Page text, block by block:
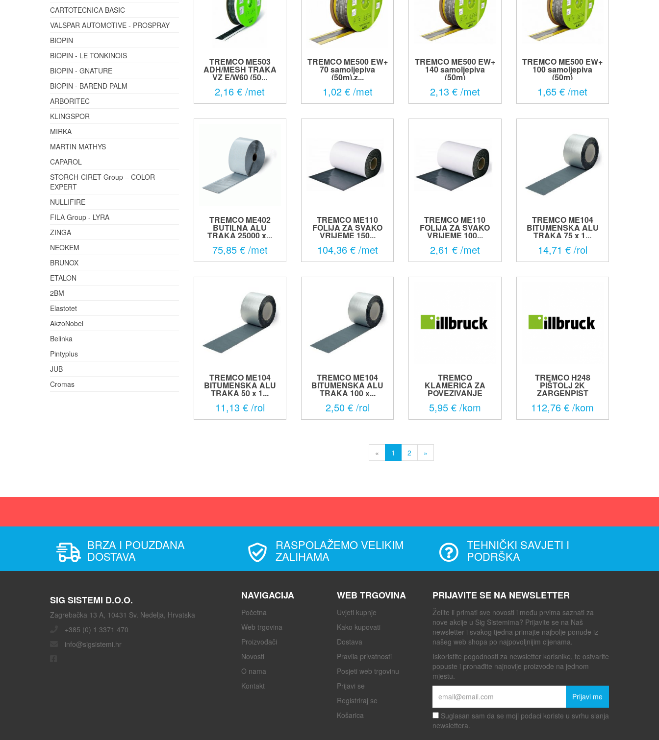
CARTOTECNICA BASIC
VALSPAR AUTOMOTIVE - PROSPRAY
BIOPIN
BIOPIN - LE TONKINOIS
BIOPIN - GNATURE
BIOPIN - BAREND PALM
ARBORITEC
KLINGSPOR
MIRKA
MARTIN MATHYS
CAPAROL
STORCH-CIRET Group – COLOR
EXPERT
NULLIFIRE
FILA Group - LYRA
ZINGA
NEOKEM
BRUNOX
ETALON
2BM
Elastotet
AkzoNobel
Belinka
Pintyplus
JUB
Cromas
TREMCO ME503
ADH/MESH TRAKA
VZ E/W60 (50...
2,16 € /met
TREMCO ME500 EW+
70 samoljepiva
(50m),z...
1,02 € /met
TREMCO ME500 EW+
140 samoljepiva
(50m)
2,13 € /met
TREMCO ME500 EW+
100 samoljepiva
(50m)
1,65 € /met
TREMCO ME402
BUTILNA ALU
TRAKA 25000 x...
75,85 € /met
TREMCO ME110
FOLIJA ZA SVAKO
VRIJEME 150...
104,36 € /met
TREMCO ME110
FOLIJA ZA SVAKO
VRIJEME 100...
2,61 € /met
TREMCO ME104
BITUMENSKA ALU
TRAKA 75 x 1...
14,71 € /rol
TREMCO ME104
BITUMENSKA ALU
TRAKA 50 x 1...
11,13 € /rol
TREMCO ME104
BITUMENSKA ALU
TRAKA 100 x...
2,50 € /rol
TREMCO
KLAMERICA ZA
POVEZIVANJE
5,95 € /kom
TREMCO H248
PIŠTOLJ 2K
ZARGENPIST
112,76 € /kom
« 1 2 »
BRZA I POUZDANA
DOSTAVA
RASPOLAŽEMO VELIKIM
ZALIHAMA
TEHNIČKI SAVJETI I
PODRŠKA
SIG SISTEMI D.O.O.
Zagrebačka 13 A, 10431 Sv. Nedelja, Hrvatska
+385 (0) 1 3371 470
info@sigsistemi.hr
NAVIGACIJA
Početna
Web trgovina
Proizvođači
Novosti
O nama
Kontakt
WEB TRGOVINA
Uvjeti kupnje
Kako kupovati
Dostava
Pravila privatnosti
Posjeti web trgovinu
Prijavi se
Registriraj se
Košarica
PRIJAVITE SE NA NEWSLETTER
Želite li primati sve novosti i među prvima saznati za
nove akcije u Sig Sistemima? Prijavite se na Naš
newsletter i svakog tjedna primajte najbolje ponude iz
našeg web shopa po najpovoljnijim cijenama.
Iskoristite pogodnosti za newsletter korisnike, te ostvarite
popuste i pronađite najnovije proizvode na jednom
mjestu.
Prijavi me
Suglasan sam da se moji podaci koriste u svrhu slanja
newslettera.